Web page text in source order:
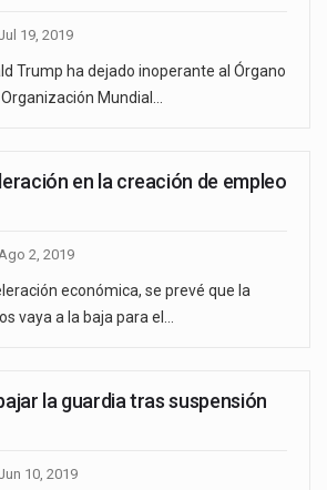
19, 2019
Trump ha dejado inoperante al Órgano
Mundial…
en la creación de empleo
Ago 2, 2019
económica, se prevé que la
vaya a la baja para el…
la guardia tras suspensión
10, 2019